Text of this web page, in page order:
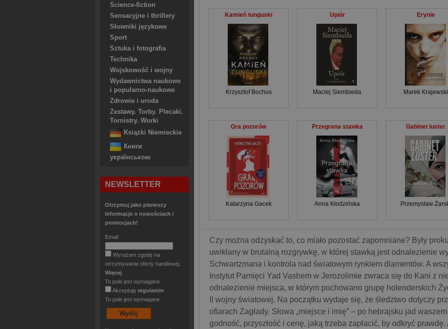
Science-fiction
Sensacyjne i thrillery
Słowniki językowe
Sport
Sztuka i fotografia
Technika
Wojskowość i wojny
Wydawnictwa naukowe
i popularno-naukowe
Zdrowie i uroda
Zestawy. Torby. Plecaki.
Tornistry. Worki
Książki Niemieckie
Книги
українською
NEWSLETTER
Otrzymuj jako pierwszy
informacje o nowościach i
promocjach!
Email:
Wyrażam zgodę na
otrzymywanie oferty handlowej.
Więcej
To pole jest wymagane
Akceptuję regulamin
To pole jest wymagane
Kamień tunguski
Krzysztof Bochus
Upiór
Maciej Siembieda
Erynie
Marek Krajewski
Gra pozorów
Katarzyna Gacek
Przegrana stawka
Anna Kłodzińska
Gabinet luster
Przemysław
Czy można odzyskać to, co miało pozostać zapomniane? Były
uwikłany w brutalną rozgrywkę, w której stawką jest odnalezienie
Schwartzmana i kontrola nad światowym rynkiem diamentów. A
Instytut Pamięci Yad Vashem w Jerozolimie zwraca się do Kani z
odnalezienie miejsca, w którym pochowano grupę holenderskich
II wojny światowej. Na początku wydaje się, że śledztwo dotyczy
ofiarach Zagłady. Słowa „miejsce i imię” – po hebrajsku jad
godność, przyszłość i cenę, jaką trzeba zapłacić, by odkryć